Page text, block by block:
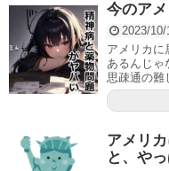
今のア
2023/10/
アメリカに
あるんじゃ
思疎通の難
アメリ
と、や